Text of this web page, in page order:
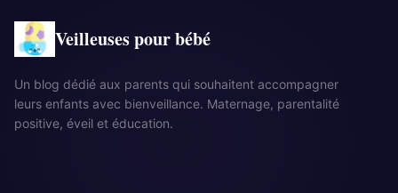
Veilleuses pour bébé
Un blog dédié aux parents qui souhaitent accompagner
leurs enfants avec bienveillance. Maternage, parentalité
positive, éveil et éducation.